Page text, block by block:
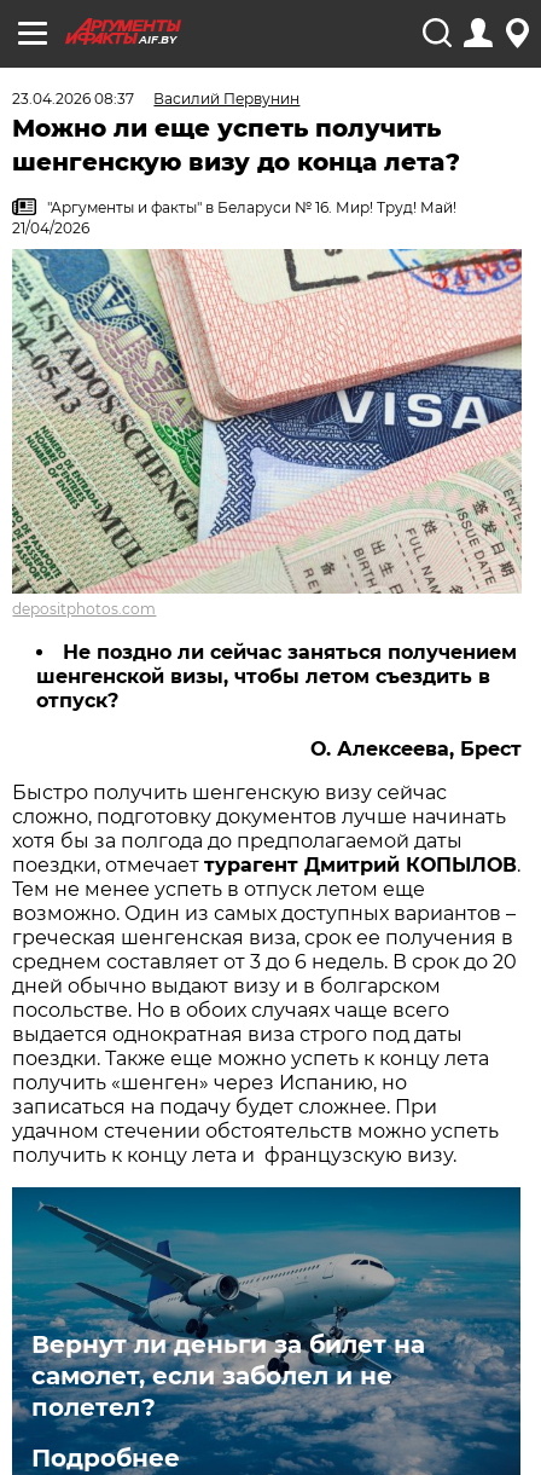
AIF.BY
23.04.2026 08:37 Василий Первунин
Можно ли еще успеть получить
шенгенскую визу до конца лета?
"Аргументы и факты" в Беларуси № 16. Мир! Труд! Май!
21/04/2026
depositphotos.com
Не поздно ли сейчас заняться получением
шенгенской визы, чтобы летом съездить в
отпуск?
О. Алексеева, Брест
Быстро получить шенгенскую визу сейчас
сложно, подготовку документов лучше начинать
хотя бы за полгода до предполагаемой даты
поездки, отмечаеттурагент Дмитрий КОПЫЛОВ.
Тем не менее успеть в отпуск летом еще
возможно. Один из самых доступных вариантов –
греческая шенгенская виза, срок ее получения в
среднем составляет от 3 до 6 недель. В срок до 20
дней обычно выдают визу и в болгарском
посольстве. Но в обоих случаях чаще всего
выдается однократная виза строго под даты
поездки. Также еще можно успеть к концу лета
получить «шенген» через Испанию, но
записаться на подачу будет сложнее. При
удачном стечении обстоятельств можно успеть
получить к концу лета и французскую визу.
Вернут ли деньги за билет на
самолет, если заболел и не
полетел?
Подробнее